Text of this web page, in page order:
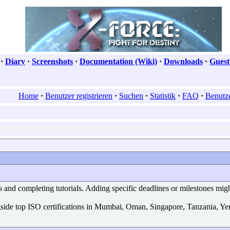
· Diary · Screenshots · Documentation (Wiki) · Downloads ·
Home · Benutzer registrieren · Suchen · Statistik · FAQ ·
completing tutorials. Adding specific deadlines or milestones
top ISO certifications in Mumbai, Oman, Singapore, Tanzania,